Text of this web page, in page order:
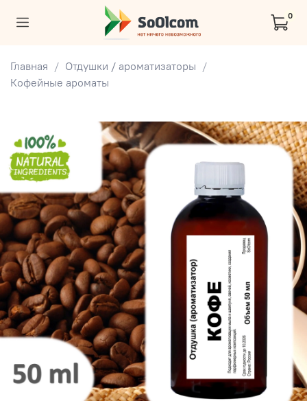
0
Главная
Отдушки / ароматизаторы
Кофейные ароматы